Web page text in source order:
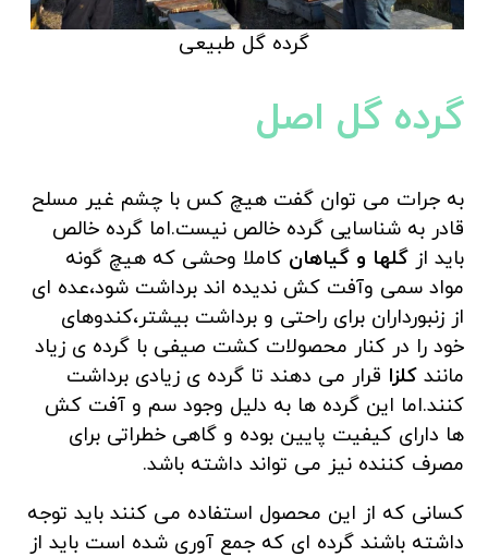
گرده گل طبیعی
گرده گل اصل
به جرات می توان گفت هیچ کس با چشم غیر مسلح
قادر به شناسایی گرده خالص نیست.اما گرده خالص
باید ازگلها و گیاهان کاملا وحشی که هیچ گونه
مواد سمی وآفت کش ندیده اند برداشت شود،عده ای
از زنبورداران برای راحتی و برداشت بیشتر،کندوهای
خود را در کنار محصولات کشت صیفی با گرده ی زیاد
مانند کلزا قرار می دهند تا گرده ی زیادی برداشت
کنند.اما این گرده ها به دلیل وجود سم و آفت کش
ها دارای کیفیت پایین بوده و گاهی خطراتی برای
مصرف کننده نیز می تواند داشته باشد.
کسانی که از این محصول استفاده می کنند باید توجه
داشته باشند گرده ای که جمع آوری شده است باید از